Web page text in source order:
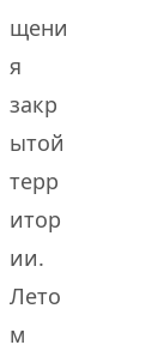
щени
я
закр
ытой
терр
итор
ии.
Лето
м